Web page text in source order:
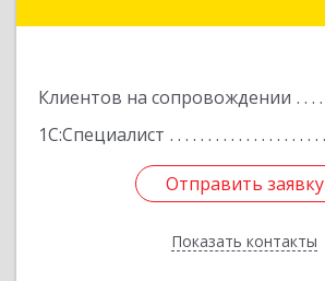
Клиентов на сопровождении
1С:Специалист
Отправить заявку
Показать контакты
Отправить заявку
Назад